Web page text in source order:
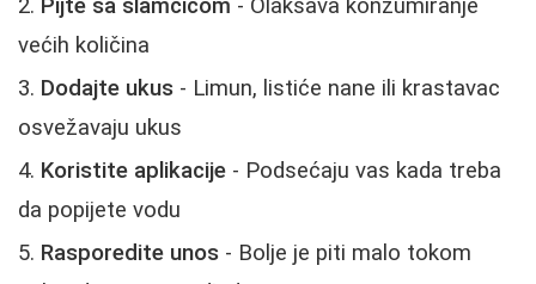
Pijte sa slamčicom - Olakšava konzumiranje
većih količina
Dodajte ukus - Limun, listiće nane ili krastavac
osvežavaju ukus
Koristite aplikacije - Podsećaju vas kada treba
da popijete vodu
Rasporedite unos - Bolje je piti malo tokom